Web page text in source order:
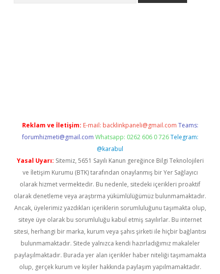
Reklam ve İletişim: E-mail: backlinkpaneli@gmail.com Teams:
forumhizmeti@gmail.com Whatsapp: 0262 606 0 726 Telegram:
@karabul
Yasal Uyarı: Sitemiz, 5651 Sayılı Kanun gereğince Bilgi Teknolojileri
ve İletişim Kurumu (BTK) tarafından onaylanmış bir Yer Sağlayıcı
olarak hizmet vermektedir. Bu nedenle, sitedeki içerikleri proaktif
olarak denetleme veya araştırma yükümlülüğümüz bulunmamaktadır.
Ancak, üyelerimiz yazdıkları içeriklerin sorumluluğunu taşımakta olup,
siteye üye olarak bu sorumluluğu kabul etmiş sayılırlar. Bu internet
sitesi, herhangi bir marka, kurum veya şahıs şirketi ile hiçbir bağlantısı
bulunmamaktadır. Sitede yalnızca kendi hazırladığımız makaleler
paylaşılmaktadır. Burada yer alan içerikler haber niteliği taşımamakta
olup, gerçek kurum ve kişiler hakkında paylaşım yapılmamaktadır.